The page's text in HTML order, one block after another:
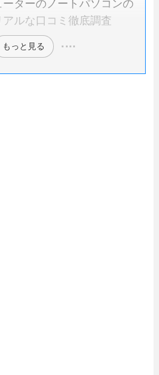
ターのノートパソコンの
ルな口コミ徹底調査
もっと見る